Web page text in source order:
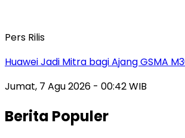
Pers Rilis
Huawei Jadi Mitra bagi Ajang GSMA
Jumat, 7 Agu 2026 - 00:42 WIB
Berita Populer